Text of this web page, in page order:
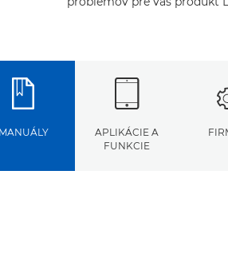
MANUÁLY
APLIKÁCIE A
FUNKCIE